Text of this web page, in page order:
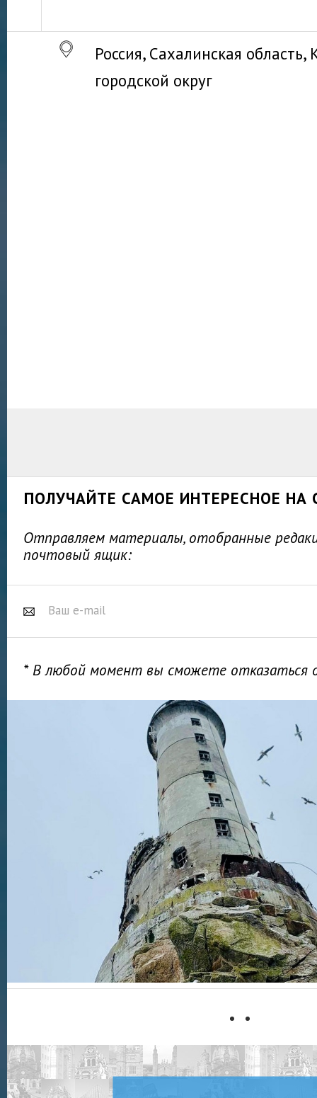
Россия, Сахалинская область,
городской округ
ПОЛУЧАЙТЕ САМОЕ ИНТЕРЕСНОЕ НА
Отправляем материалы, отобранные
почтовый ящик:
* В любой момент вы сможете отказаться